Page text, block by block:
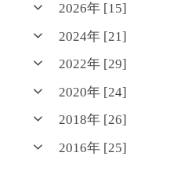
2026年 [15]
2024年 [21]
2022年 [29]
2020年 [24]
2018年 [26]
2016年 [25]